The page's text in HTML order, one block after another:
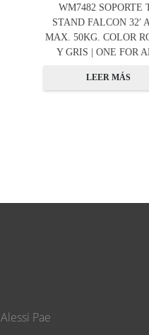
WM7482 SOPORTE
STAND FALCON 32′
MAX. 50KG. COLOR
Y GRIS | ONE FOR
LEER MÁS
Alessi Pae